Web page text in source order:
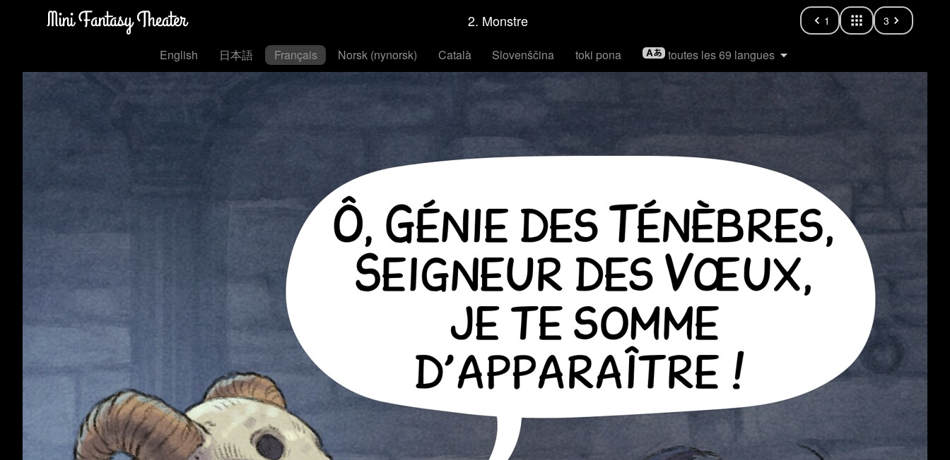
2. Monstre 1 3
English 日本語 Français Norsk (nynorsk) Català Slovenščina toki pona toutes les 69 langues